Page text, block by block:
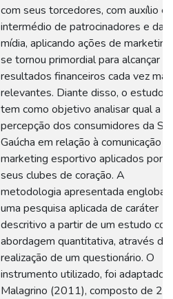
com seus torcedores, com auxílio e
intermédio de patrocinadores e da
mídia, aplicando ações de marketing
se tornou primordial para alcançar
resultados financeiros cada vez
relevantes. Diante disso, o estudo
tem como objetivo analisar qual a
percepção dos consumidores da
Gaúcha em relação à comunicação
marketing esportivo aplicados por
seus clubes de coração. A
metodologia apresentada engloba
uma pesquisa aplicada de caráter
descritivo a partir de um estudo
abordagem quantitativa, através da
realização de um questionário. O
instrumento utilizado, foi adaptado
Malagrino (2011), composto de 24